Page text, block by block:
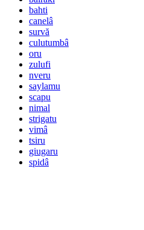
bahti
canelâ
survă
culutumbâ
oru
zulufi
nveru
saylamu
scapu
nimal
strigatu
vimâ
tsiru
giugaru
spidâ